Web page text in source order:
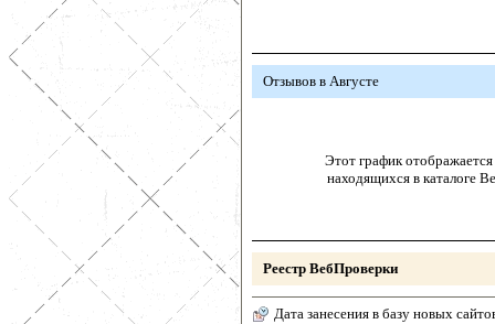
Отзывов в Августе
Этот график отображается
находящихся в каталоге
Реестр ВебПроверки
Дата занесения в базу новых